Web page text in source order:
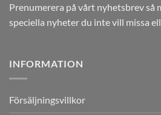
Prenumerera på vårt nyhetsbrev så
speciella nyheter du inte vill missa
INFORMATION
Försäljningsvillkor